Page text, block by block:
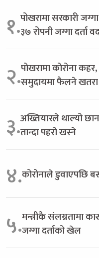
१.पोखरामा सरकारी
३७ रोपनी जग्गा दर्ता
२.पोखरामा कोरोना
समुदायमा फैलने
३.अख्तियारले थाल्यो
तान्दा पहरो खस्ने
४.कोरोनाले डुवाएपछि
५.मन्त्रीकै संलग्नतामा
जग्गा दर्ताको खेल